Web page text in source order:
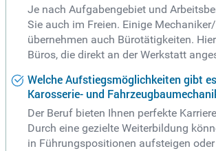
Je nach Aufgabengebiet und
Sie auch im Freien. Einige
übernehmen auch Bürotätigkeiten.
Büros, die direkt an der Werkstatt
Welche Aufstiegsmöglichkeiten gibt
Karosserie- und
Der Beruf bieten Ihnen perfekte
Durch eine gezielte Weiterbildung
in Führungspositionen aufsteigen oder